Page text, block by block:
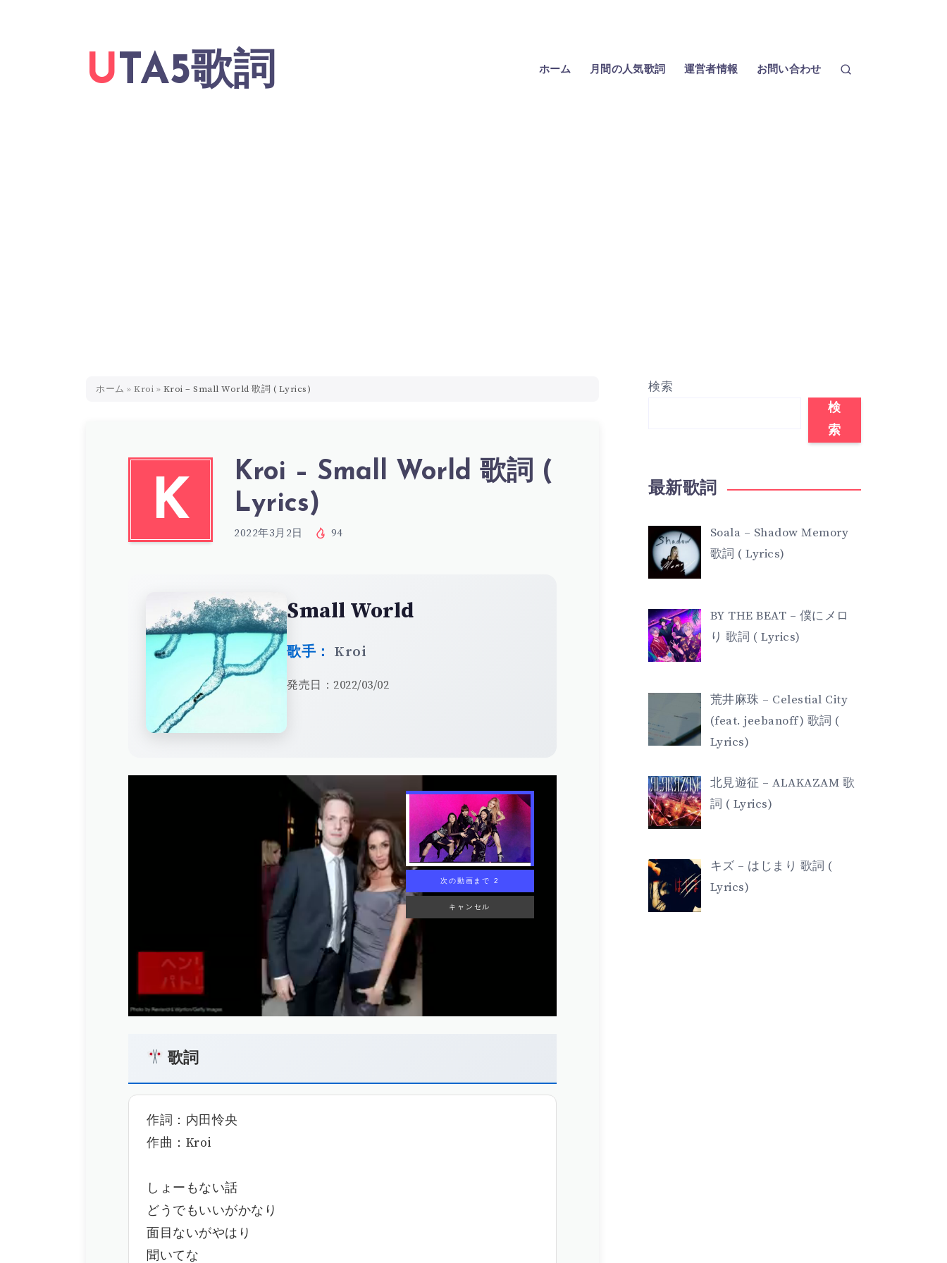
UTA5歌詞 ホーム 月間の人気歌詞 運営者情報 お問い合わせ
ホーム » Kroi » Kroi – Small World 歌詞 ( Lyrics)
K
Kroi – Small World 歌詞 (
Lyrics)
2022年3月2日 94
Small World
歌手： Kroi
発売日：2022/03/02
次の動画まで 1
キャンセル
歌詞
作詞：内田怜央
作曲：Kroi
しょーもない話
どうでもいいがかなり
面目ないがやはり
聞いてな
検索
検
索
最新歌詞
Soala – Shadow Memory
歌詞 ( Lyrics)
BY THE BEAT – 僕にメロ
り 歌詞 ( Lyrics)
荒井麻珠 – Celestial City
(feat. jeebanoff) 歌詞 (
Lyrics)
北見遊征 – ALAKAZAM 歌
詞 ( Lyrics)
キズ – はじまり 歌詞 (
Lyrics)